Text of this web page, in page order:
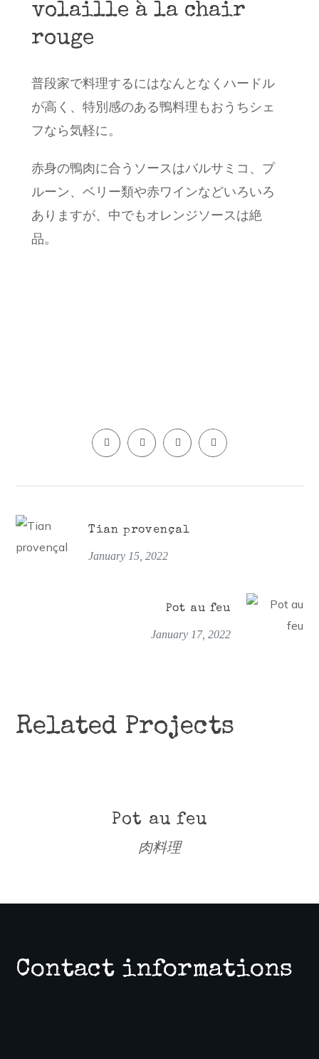
volaille à la chair
rouge
普段家で料理するにはなんとなくハードル
が高く、特別感のある鴨料理もおうちシェ
フなら気軽に。
赤身の鴨肉に合うソースはバルサミコ、プ
ルーン、ベリー類や赤ワインなどいろいろ
ありますが、中でもオレンジソースは絶
品。
Tian provençal
January 15, 2022
Pot au feu
January 17, 2022
Related Projects
Contact informations